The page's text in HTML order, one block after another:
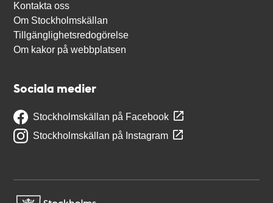
Kontakta oss
Om Stockholmskällan
Tillgänglighetsredogörelse
Om kakor på webbplatsen
Sociala medier
Stockholmskällan på Facebook
Stockholmskällan på Instagram